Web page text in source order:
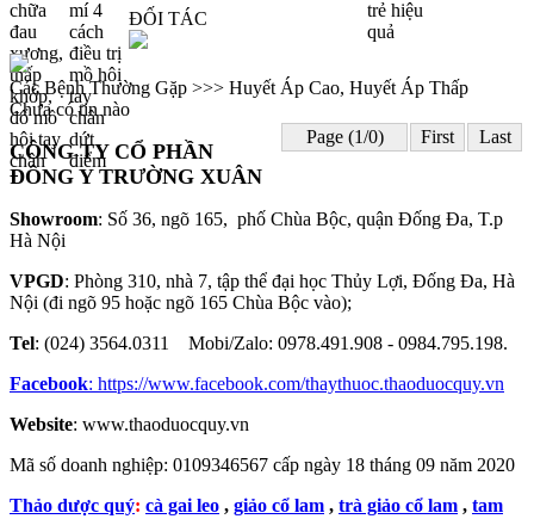
ĐỐI TÁC
Các Bệnh Thường Gặp >>> Huyết Áp Cao, Huyết Áp Thấp
Chưa có tin nào
Page (1/0)
First Last
CÔNG TY CỔ PHẦN
ĐÔNG Y TRƯỜNG XUÂN
Showroom: Số 36, ngõ 165, phố Chùa Bộc, quận Đống Đa, T.p
Hà Nội
VPGD: Phòng 310, nhà 7, tập thể đại học Thủy Lợi, Đống Đa, Hà
Nội (đi ngõ 95 hoặc ngõ 165 Chùa Bộc vào);
Tel: (024) 3564.0311 Mobi/Zalo: 0978.491.908 - 0984.795.198.
Facebook: https://www.facebook.com/thaythuoc.thaoduocquy.vn
Website: www.thaoduocquy.vn
Mã số doanh nghiệp: 0109346567 cấp ngày 18 tháng 09 năm 2020
Thảo dược quý: cà gai leo , giảo cổ lam , trà giảo cổ lam , tam